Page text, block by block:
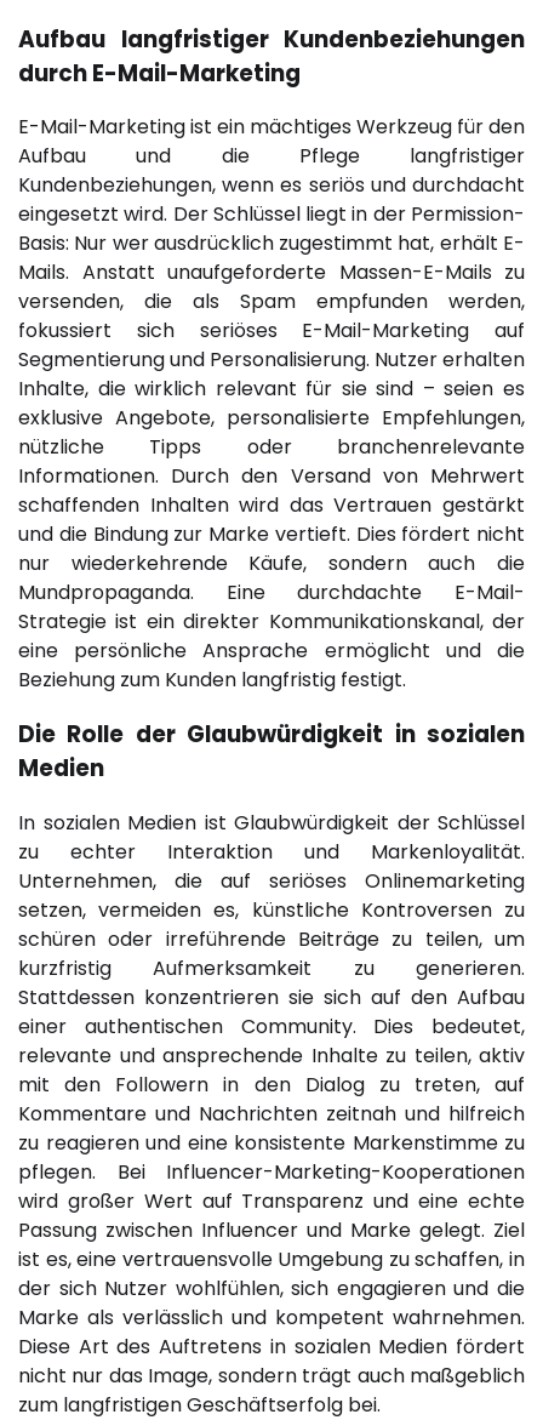
Aufbau langfristiger Kundenbeziehungen
durch E-Mail-Marketing
E-Mail-Marketing ist ein mächtiges Werkzeug für den
Aufbau und die Pflege langfristiger
Kundenbeziehungen, wenn es seriös und durchdacht
eingesetzt wird. Der Schlüssel liegt in der Permission-
Basis: Nur wer ausdrücklich zugestimmt hat, erhält E-
Mails. Anstatt unaufgeforderte Massen-E-Mails zu
versenden, die als Spam empfunden werden,
fokussiert sich seriöses E-Mail-Marketing auf
Segmentierung und Personalisierung. Nutzer erhalten
Inhalte, die wirklich relevant für sie sind – seien es
exklusive Angebote, personalisierte Empfehlungen,
nützliche Tipps oder branchenrelevante
Informationen. Durch den Versand von Mehrwert
schaffenden Inhalten wird das Vertrauen gestärkt
und die Bindung zur Marke vertieft. Dies fördert nicht
nur wiederkehrende Käufe, sondern auch die
Mundpropaganda. Eine durchdachte E-Mail-
Strategie ist ein direkter Kommunikationskanal, der
eine persönliche Ansprache ermöglicht und die
Beziehung zum Kunden langfristig festigt.
Die Rolle der Glaubwürdigkeit in sozialen
Medien
In sozialen Medien ist Glaubwürdigkeit der Schlüssel
zu echter Interaktion und Markenloyalität.
Unternehmen, die auf seriöses Onlinemarketing
setzen, vermeiden es, künstliche Kontroversen zu
schüren oder irreführende Beiträge zu teilen, um
kurzfristig Aufmerksamkeit zu generieren.
Stattdessen konzentrieren sie sich auf den Aufbau
einer authentischen Community. Dies bedeutet,
relevante und ansprechende Inhalte zu teilen, aktiv
mit den Followern in den Dialog zu treten, auf
Kommentare und Nachrichten zeitnah und hilfreich
zu reagieren und eine konsistente Markenstimme zu
pflegen. Bei Influencer-Marketing-Kooperationen
wird großer Wert auf Transparenz und eine echte
Passung zwischen Influencer und Marke gelegt. Ziel
ist es, eine vertrauensvolle Umgebung zu schaffen, in
der sich Nutzer wohlfühlen, sich engagieren und die
Marke als verlässlich und kompetent wahrnehmen.
Diese Art des Auftretens in sozialen Medien fördert
nicht nur das Image, sondern trägt auch maßgeblich
zum langfristigen Geschäftserfolg bei.